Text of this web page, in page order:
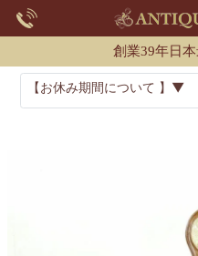
創業39年日
【お休み期間について 】▼